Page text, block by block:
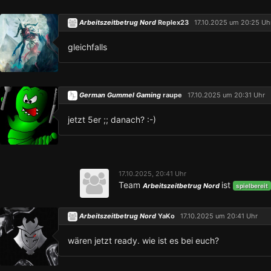
Arbeitszeitbetrug Nord Replex23 17.10.2025 um 20:25
gleichfalls
German Gummel Gaming raupe 17.10.2025 um 20:31 Uhr
jetzt 5er ;; danach? :-)
17.10.2025, 20:41 Uhr
Team Arbeitszeitbetrug Nord ist spielbereit
Arbeitszeitbetrug Nord YaKo 17.10.2025 um 20:41 Uhr
wären jetzt ready. wie ist es bei euch?